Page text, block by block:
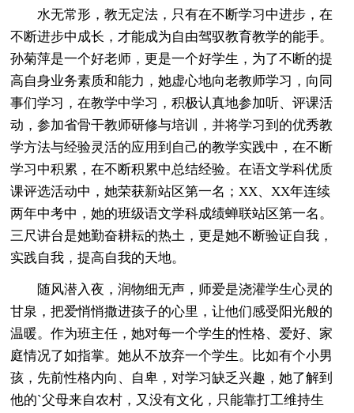
水无常形，教无定法，只有在不断学习中进步，在
不断进步中成长，才能成为自由驾驭教育教学的能手。
孙菊萍是一个好老师，更是一个好学生，为了不断的提
高自身业务素质和能力，她虚心地向老教师学习，向同
事们学习，在教学中学习，积极认真地参加听、评课活
动，参加省骨干教师研修与培训，并将学习到的优秀教
学方法与经验灵活的应用到自己的教学实践中，在不断
学习中积累，在不断积累中总结经验。在语文学科优质
课评选活动中，她荣获新站区第一名；XX、XX年连续
两年中考中，她的班级语文学科成绩蝉联站区第一名。
三尺讲台是她勤奋耕耘的热土，更是她不断验证自我，
实践自我，提高自我的天地。
随风潜入夜，润物细无声，师爱是浇灌学生心灵的
甘泉，把爱悄悄撒进孩子的心里，让他们感受阳光般的
温暖。作为班主任，她对每一个学生的性格、爱好、家
庭情况了如指掌。她从不放弃一个学生。比如有个小男
孩，先前性格内向、自卑，对学习缺乏兴趣，她了解到
他的`父母来自农村，又没有文化，只能靠打工维持生